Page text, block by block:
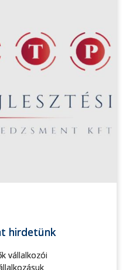
hirdetünk
vállalkozói